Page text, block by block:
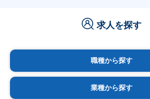
求人を探す
職種から探す
業種から探す